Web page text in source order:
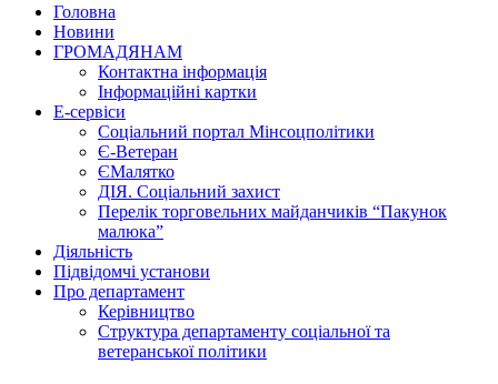
Головна
Новини
ГРОМАДЯНАМ
Контактна інформація
Інформаційні картки
Е-сервіси
Соціальний портал Мінсоцполітики
Є-Ветеран
ЄМалятко
ДІЯ. Соціальний захист
Перелік торговельних майданчиків “Пакунок
малюка”
Діяльність
Підвідомчі установи
Про департамент
Керівництво
Структура департаменту соціальної та
ветеранської політики